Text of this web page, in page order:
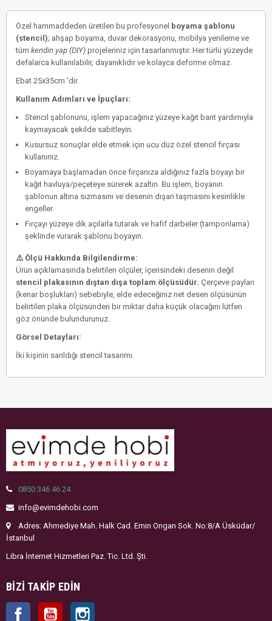
Özel hammaddeden üretilen bu profesyonel boyama şablonu
(stencil); ahşap boyama, duvar dekorasyonu, mobilya yenileme ve
tüm kendin yap (DIY) projeleriniz için tasarlanmıştır. Her türlü yüzeyde
defalarca kullanılabilir, dayanıklıdır ve kolayca deforme olmaz.
Ebat 25x35cm 'dir.
Kullanım Adımları ve İpuçları:
Stencil şablonunu, işlem yapacağınız yüzeye kağıt bant yardımıyla
kaymayacak şekilde sabitleyin.
Kusursuz sonuçlar elde etmek için ucu düz özel stencil fırçası
kullanınız.
Boyamaya başlamadan önce fırçanıza aldığınız fazla boyayı bir
kağıt havluya/peçeteye sürerek azaltın. Bu işlem, boyanın
şablonun altına sızmasını ve desenin dışarı taşmasını kesinlikle
engeller.
Fırçayı yüzeye dik açılarla tutarak ve hafif darbeler (tamponlama)
şeklinde vurarak şablonu boyayın.
⚠️ Ölçü Hakkında Bilgilendirme:
Ürün açıklamasında belirtilen ölçüler, içerisindeki desenin değil
stencil plakasının dıştan dışa toplam ölçüsüdür. Çerçeve payları
(kenar boşlukları) sebebiyle, elde edeceğiniz net desen ölçüsünün
belirtilen plaka ölçüsünden bir miktar daha küçük olacağını lütfen
göz önünde bulundurunuz.
Görsel Detayları:
İki kişinin sarıldığı stencil tasarımı.
0850 346 46 24
info@evimdehobi.com
Adres: Ahmediye Mah. Halk Cad. Emin Ongan Sok. No:8/A Üsküdar/
İstanbul
Libra İnternet Hizmetleri Paz. Tic. Ltd. Şti.
BIZI TAKIP EDIN
Facebook YouTube